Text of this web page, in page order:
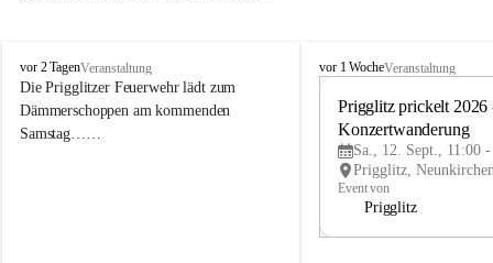
P
r
i
g
vor 2 TagenVeranstaltung
Die Prigglitzer Feuerwehr lädt zum
Dämmerschoppen am kommenden
Samstag……
P
vor 1 WocheVeranstaltung
Prigglitz prickelt 2026
Konzertwanderung
Sa., 12. Sept., 11:00
Event von
Prigglitz